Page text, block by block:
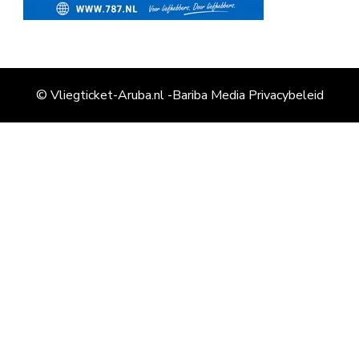
© Vliegticket-Aruba.nl -Bariba Media Privacybeleid